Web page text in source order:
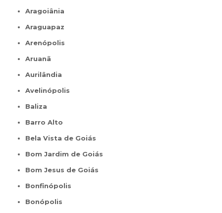
Aragoiânia
Araguapaz
Arenópolis
Aruanã
Aurilândia
Avelinópolis
Baliza
Barro Alto
Bela Vista de Goiás
Bom Jardim de Goiás
Bom Jesus de Goiás
Bonfinópolis
Bonópolis